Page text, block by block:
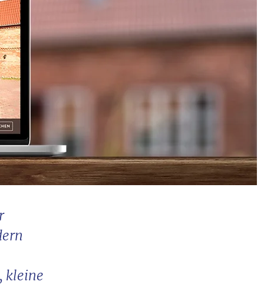
kleine